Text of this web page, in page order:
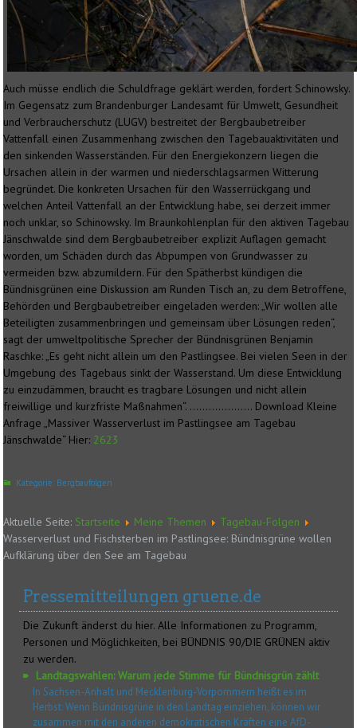
Auch müsse endlich die Schuldfrage geklärt werden, fordert Schinowsky.
Im Gegensatz zum Brandenburger Landesamt für Umwelt, Gesundheit
und Verbraucherschutz (LUGV) bestreitet der Bergbaubetreiber
Vattenfall einen Zusammenhang zwischen den Tagebauaktivitäten und
den sinkenden Wasserständen. Für den Energiekonzern liegen die
Ursachen allein in der warmen und niederschlagsarmen Witterung
begründet. Die konkreten Ursachen für den Wasserrückgang und
welchen Anteil Vattenfall an der Entwicklung habe, sei derzeit immer
noch unklar, so Schinowsky. Im Braunkohlenplan für den aktiven Tagebau
Jänschwalde sind dem Bergbaubetreiber explizit Auflagen gemacht
worden, um Schäden durch das Abpumpen von Grundwasser zu
vermeiden bzw. abzumildern. Für den Spätherbst kündigen die
Bündnisgrünen eine Diskussion am Runden Tisch an, zu dem Betroffene,
Behörden und Bergbaubetreiber eingeladen werden: „Wir wollen alle
Beteiligten zusammenbringen und gemeinsam über Lösungen reden“,
sagt der umweltpolitische Sprecher der Bündnisgrünen Benjamin
Raschke: „Es geht nicht allein um den Pastlingsee. Bei vielen Seen in der
Umgebung des Tagebaus sinkt der Wasserstand. Um diese Entwicklung
zu einzudämmen, braucht es tragbare Lösungen und nicht allein
freiwillige und kurzfriste Maßnahmen“. ……………….. Download Kleine
Anfrage „Massiver Wasserverlust im Pastlingsee am Tagebau
Jänschwalde“ Hier: 2623
Kategorie: Bergbaufolgen
Aktuelle Seite: Startseite Meine Themen
Tagebau-Folgen
Wasserverlust und Fischsterben im Pastlingsee: Bündnisgrüne wollen
Aufklärung über den See am Tagebau
Pressemitteilungen gruene.de
Die Zukunft änderst du hier. Alle Informationen zu Programm,
Personen und Möglichkeiten, bei BÜNDNIS 90/DIE GRÜNEN aktiv
zu werden.
Landtagswahlen: Warum jede Stimme für Bündnisgrün zählt
In Sachsen-Anhalt und Mecklenburg-Vorpommern heißt es im
Herbst: Wenn Bündnisgrüne in den Landtag einziehen, können wir
zusammen mit den anderen demokratischen Kräften eine AfD-